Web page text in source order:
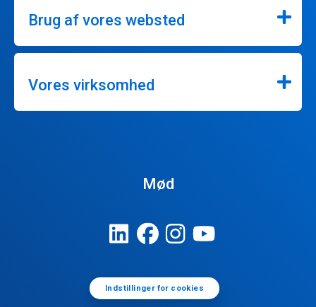
Brug af vores websted
Vores virksomhed
Mød
Indstillinger for cookies